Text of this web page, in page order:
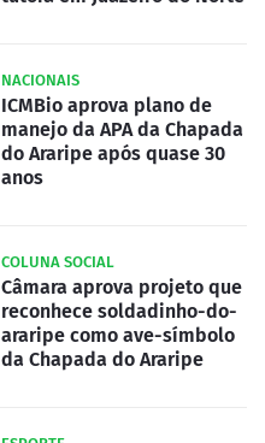
NACIONAIS
ICMBio aprova plano de
manejo da APA da Chapada
do Araripe após quase 30
anos
COLUNA SOCIAL
Câmara aprova projeto que
reconhece soldadinho-do-
araripe como ave-símbolo
da Chapada do Araripe